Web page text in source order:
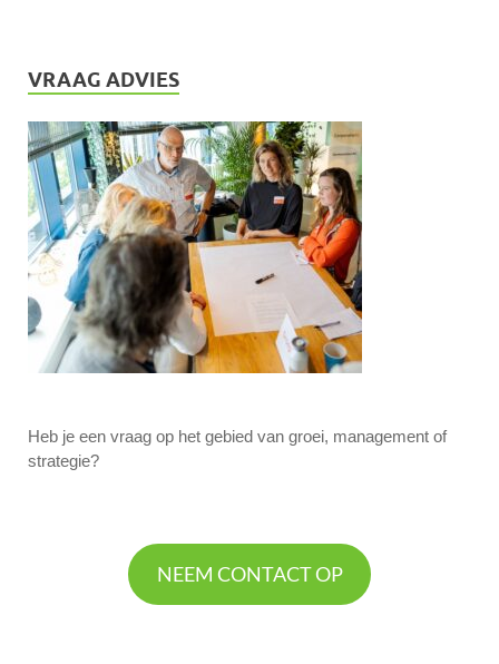
VRAAG ADVIES
Heb je een vraag op het gebied van groei, management of
strategie?
NEEM CONTACT OP